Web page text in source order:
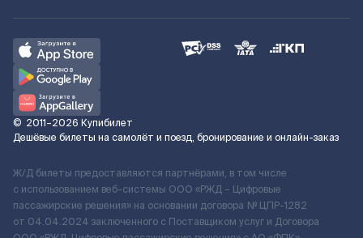
© 2011–2026 Купибилет
Дешёвые билеты на самолёт и поезд, бронирование и онлайн-заказ
Ж/Д билеты предоставляются партнёрами, в том числе
с использованием веб-системы ООО «РЖД – Цифровые
пассажирские решения» на основании договора № ЦПР-1282
от 04.04.2024 заключенного с Поставщиком услуг и Договора